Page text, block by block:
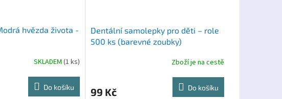
hvězda života -
SKLADEM (1 ks)
Do košíku
Dentální samolepky pro děti – role
500 ks (barevné zoubky)
Zboží je na cestě
99 Kč Do košíku